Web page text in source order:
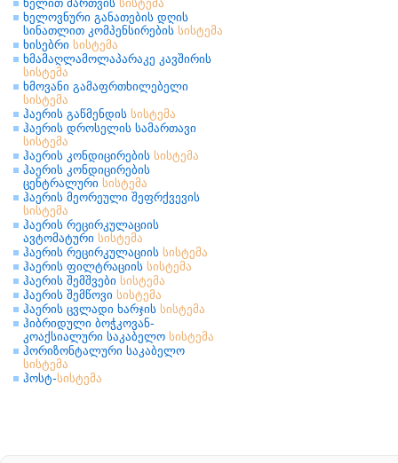
ხელით მართვის სისტემა
ხელოვნური განათების დღის
სინათლით კომპენსირების სისტემა
ხისებრი სისტემა
ხმამაღლამოლაპარაკე კავშირის
სისტემა
ხმოვანი გამაფრთხილებელი
სისტემა
ჰაერის გაწმენდის სისტემა
ჰაერის დროსელის სამართავი
სისტემა
ჰაერის კონდიცირების სისტემა
ჰაერის კონდიცირების
ცენტრალური სისტემა
ჰაერის მეორეული შეფრქვევის
სისტემა
ჰაერის რეცირკულაციის
ავტომატური სისტემა
ჰაერის რეცირკულაციის სისტემა
ჰაერის ფილტრაციის სისტემა
ჰაერის შემშვები სისტემა
ჰაერის შემწოვი სისტემა
ჰაერის ცვლადი ხარჯის სისტემა
ჰიბრიდული ბოჭკოვან-
კოაქსიალური საკაბელო სისტემა
ჰორიზონტალური საკაბელო
სისტემა
ჰოსტ-სისტემა